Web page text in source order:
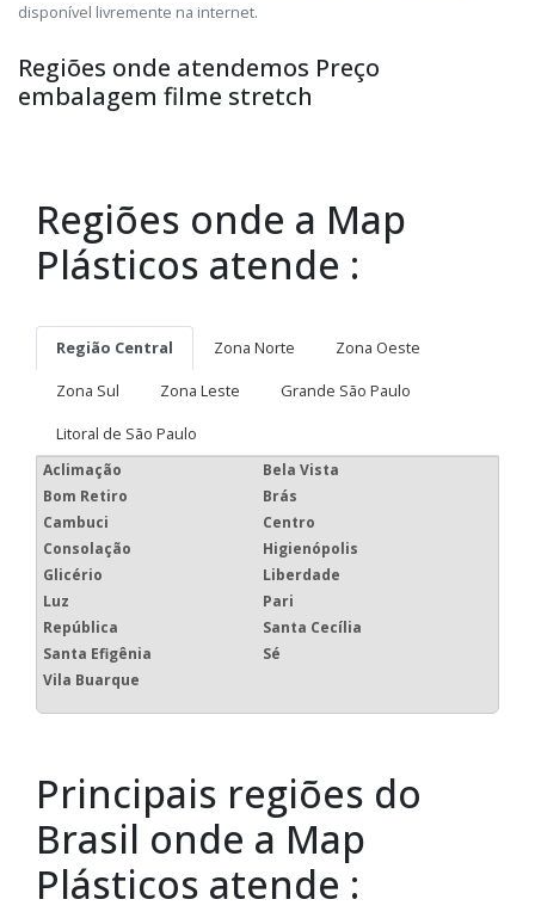
disponível livremente na internet.
Regiões onde atendemos Preço
embalagem filme stretch
Regiões onde a Map
Plásticos atende :
Região Central Zona Norte
Zona Oeste
Zona Sul
Zona Leste
Grande São Paulo
Litoral de São Paulo
Aclimação
Bela Vista
Bom Retiro
Brás
Cambuci
Centro
Consolação
Higienópolis
Glicério
Liberdade
Luz
Pari
República
Santa Cecília
Santa Efigênia
Sé
Vila Buarque
Principais regiões do
Brasil onde a Map
Plásticos atende :